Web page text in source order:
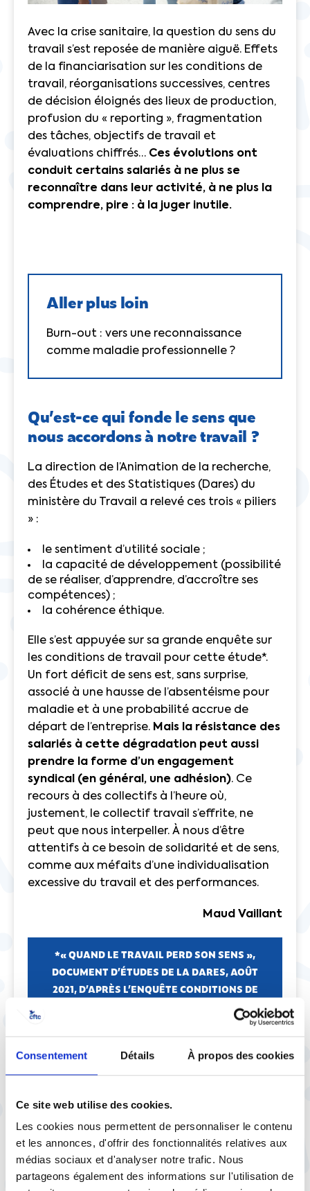
Consentement Détails À propos des cookies
Ce site web utilise des cookies.
Les cookies nous permettent de personnaliser le contenu
et les annonces, d'offrir des fonctionnalités relatives aux
médias sociaux et d'analyser notre trafic. Nous
partageons également des informations sur l'utilisation de
Avec la crise sanitaire, la question du sens du
travail s’est reposée de manière aiguë. Effets
de la financiarisation sur les conditions de
travail, réorganisations successives, centres
de décision éloignés des lieux de production,
profusion du « reporting », fragmentation
des tâches, objectifs de travail et
évaluations chiffrés… Ces évolutions ont
conduit certains salariés à ne plus se
reconnaître dans leur activité, à ne plus la
comprendre, pire : à la juger inutile.
Aller plus loin
Burn-out : vers une reconnaissance
comme maladie professionnelle ?
Qu’est-ce qui fonde le sens que
nous accordons à notre travail ?
La direction de l’Animation de la recherche,
des Études et des Statistiques (Dares) du
ministère du Travail a relevé ces trois « piliers
» :
le sentiment d’utilité sociale ;
la capacité de développement (possibilité
de se réaliser, d’apprendre, d’accroître ses
compétences) ;
la cohérence éthique.
Elle s’est appuyée sur sa grande enquête sur
les conditions de travail pour cette étude*.
Un fort déficit de sens est, sans surprise,
associé à une hausse de l’absentéisme pour
maladie et à une probabilité accrue de
départ de l’entreprise. Mais la résistance des
salariés à cette dégradation peut aussi
prendre la forme d’un engagement
syndical (en général, une adhésion). Ce
recours à des collectifs à l’heure où,
justement, le collectif travail s’effrite, ne
peut que nous interpeller. À nous d’être
attentifs à ce besoin de solidarité et de sens,
comme aux méfaits d’une individualisation
excessive du travail et des performances.
Maud Vaillant
*« QUAND LE TRAVAIL PERD SON SENS »,
DOCUMENT D’ÉTUDES DE LA DARES, AOÛT
2021, D’APRÈS L’ENQUÊTE CONDITIONS DE
À lire aussi